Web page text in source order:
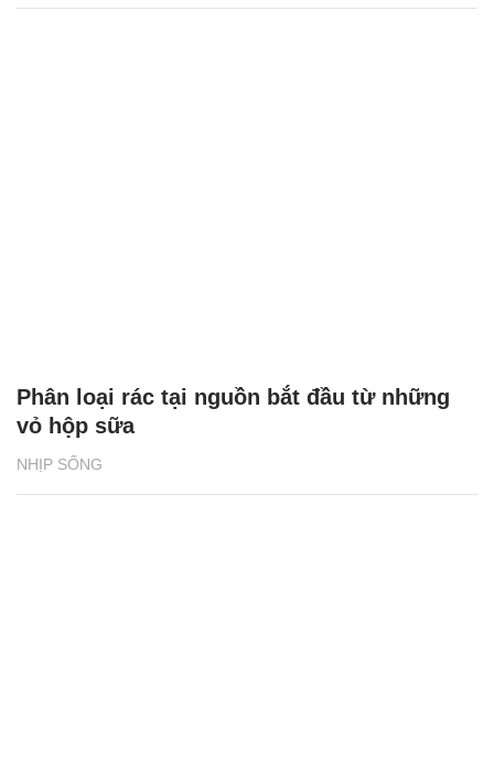
NHỊP SỐNG
Phân loại rác tại nguồn bắt đầu từ những
vỏ hộp sữa